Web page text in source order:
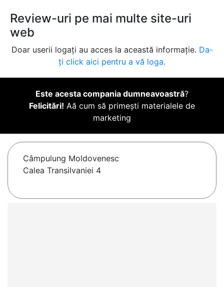
Review-uri pe mai multe site-uri
web
Doar userii logați au acces la această informație. Da-
ți click aici pentru a vă loga.
Este acesta compania dumneavoastră?
Felicitări! Aă cum să primești materialele de
marketing
Câmpulung Moldovenesc
Calea Transilvaniei 4